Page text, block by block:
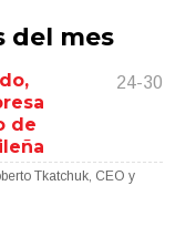
del mes
de
24-30
Tkatchuk, CEO y